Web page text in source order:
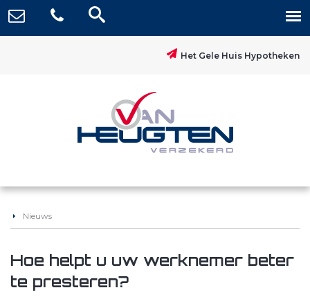
Het Gele Huis Hypotheken
Nieuws
Hoe helpt u uw werknemer beter
te presteren?